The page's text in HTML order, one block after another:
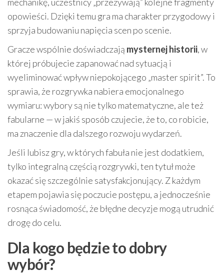
mechanikę, uczestnicy „przeżywają” kolejne fragmenty
opowieści. Dzięki temu gra ma charakter przygodowy i
sprzyja budowaniu napięcia scen po scenie.
Gracze wspólnie doświadczają mysternej historii, w
której próbujecie zapanować nad sytuacją i
wyeliminować wpływ niepokojącego „master spirit”. To
sprawia, że rozgrywka nabiera emocjonalnego
wymiaru: wybory są nie tylko matematyczne, ale też
fabularne — w jakiś sposób czujecie, że to, co robicie,
ma znaczenie dla dalszego rozwoju wydarzeń.
Jeśli lubisz gry, w których fabuła nie jest dodatkiem,
tylko integralną częścią rozgrywki, ten tytuł może
okazać się szczególnie satysfakcjonujący. Z każdym
etapem pojawia się poczucie postępu, a jednocześnie
rosnąca świadomość, że błędne decyzje mogą utrudnić
drogę do celu.
Dla kogo będzie to dobry
wybór?